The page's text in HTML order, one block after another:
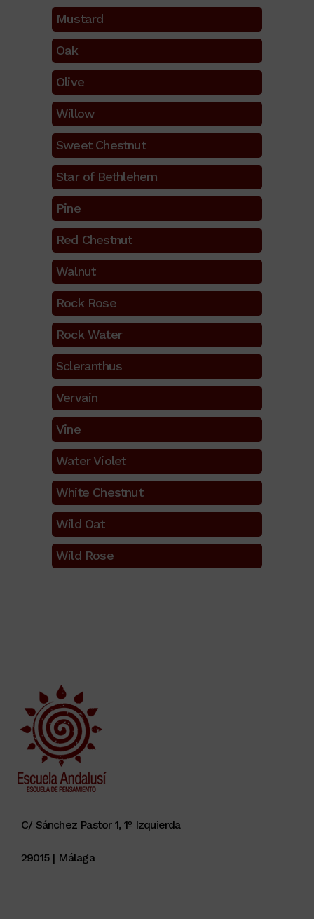
Mustard
Oak
Olive
Willow
Sweet Chestnut
Star of Bethlehem
Pine
Red Chestnut
Walnut
Rock Rose
Rock Water
Scleranthus
Vervain
Vine
Water Violet
White Chestnut
Wild Oat
Wild Rose
C/ Sánchez Pastor 1, 1º Izquierda
29015 | Málaga